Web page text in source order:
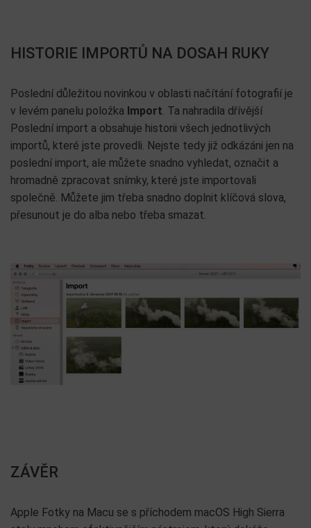
HISTORIE IMPORTŮ NA DOSAH RUKY
Poslední důležitou novinkou v oblasti načítání fotografií je
v levém panelu položka Import. Ta nahradila dřívější
Poslední import a obsahuje historii všech jednotlivých
importů, které jste provedli. Nejste tedy již odkázáni jen na
poslední import, ale můžete snadno vyhledat, označit a
hromadně zpracovat snímky, které jste importovali
společně. Můžete jim třeba snadno doplnit klíčová slova,
přesunout je do alba nebo třeba smazat.
ZÁVĚR
Apple Fotky na Macu se s příchodem macOS High Sierra